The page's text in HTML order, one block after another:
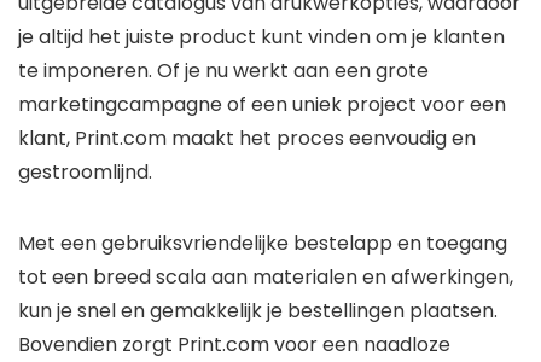
je altijd het juiste product kunt vinden om je klanten
te imponeren. Of je nu werkt aan een grote
marketingcampagne of een uniek project voor een
klant, Print.com maakt het proces eenvoudig en
gestroomlijnd.
Met een gebruiksvriendelijke bestelapp en toegang
tot een breed scala aan materialen en afwerkingen,
kun je snel en gemakkelijk je bestellingen plaatsen.
Bovendien zorgt Print.com voor een naadloze